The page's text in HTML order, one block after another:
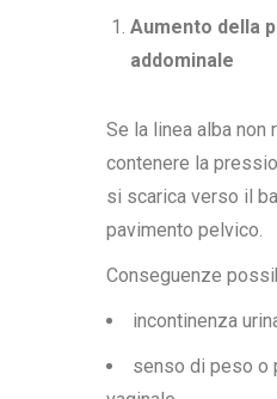
Aumento della
addominale
Se la linea alba non
contenere la
si scarica verso il
pavimento pelvico.
Conseguenze
incontinenza
senso di peso o